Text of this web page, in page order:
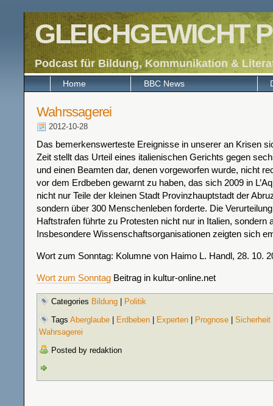
GLEICHGEWICHT
Podcast für Bildung, Kommunikation &
BBC News
Home
Wahrssagerei
2012-10-28
Das bemerkenswerteste Ereignisse in unserer an Krisen
Zeit stellt das Urteil eines italienischen Gerichts gegen
und einen Beamten dar, denen vorgeworfen wurde, nicht
vor dem Erdbeben gewarnt zu haben, das sich 2009 in
nicht nur Teile der kleinen Stadt Provinzhauptstadt der
sondern über 300 Menschenleben forderte. Die
Haftstrafen führte zu Protesten nicht nur in Italien, sondern
Insbesondere Wissenschaftsorganisationen zeigten sich
Wort zum Sonntag: Kolumne von Haimo L. Handl, 28. 10.
Wort zum Sonntag Beitrag in kultur-online.net
Categories Bildung
Politik
Tags Aberglaube Erdbeben Experten Prognose Sicherheit
Wahrsagerei
Posted by redaktion